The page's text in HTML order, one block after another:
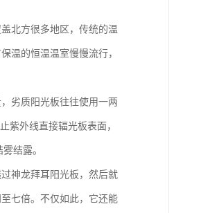
北方很多地区，传统的温
温的恒温温室慢慢流行，
劣质阳光板往往使用一两
紫外线直接辐光板表面，
结露。
神龙拜耳阳光板，然后就
七倍。不仅如此，它还能